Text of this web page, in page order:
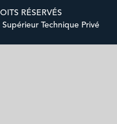
RÉSERVÉS
Technique Privé